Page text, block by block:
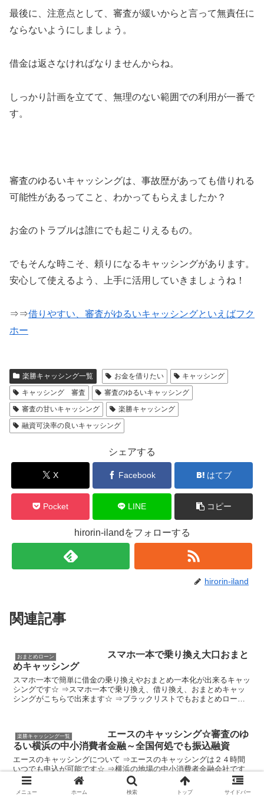
最後に、注意点として、審査が緩いからと言って無責任に
ならないようにしましょう。
借金は返さなければなりませんからね。
しっかり計画を立てて、無理のない範囲での利用が一番で
す。
審査のゆるいキャッシングは、事故歴があっても借りれる
可能性があるってこと、わかってもらえましたか？
お金のトラブルは誰にでも起こりえるもの。
でもそんな時こそ、頼りになるキャッシングがあります。
安心して使えるよう、上手に活用していきましょうね！
⇒⇒借りやすい、審査がゆるいキャッシングといえばフク
ホー
楽勝キャッシング一覧 お金を借りたい
キャッシング
キャッシング 審査
審査のゆるいキャッシング
審査の甘いキャッシング
楽勝キャッシング
融資可決率の良いキャッシング
シェアする
X Facebook はてブ
Pocket LINE コピー
hirorin-ilandをフォローする
hirorin-iland
関連記事
おまとめローン
スマホ一本で乗り換え大口おまと
めキャッシング
スマホ一本で簡単に借金の乗り換えやおまとめ一本化が出来るキャッ
シングです☆ ⇒スマホ一本で乗り換え、借り換え、おまとめキャッ
シングがこちらで出来ます☆ ⇒ブラックリストでもおまとめローン
楽勝キャッシング一覧
エースのキャッシング☆審査のゆ
るい横浜の中小消費者金融～全国何処でも振込融資
エースのキャッシングについて ⇒エースのキャッシングは２４時間
いつでも申込が可能です☆ ⇒横浜の地場の中小消費者金融会社です
⇒審査は非常に甘いです。他社借入件数が多くても借りれる ⇒過去
不問、信用情報不問、ブラックリスト、任意整理、自己破...
メニュー ホーム 検索 トップ サイドバー